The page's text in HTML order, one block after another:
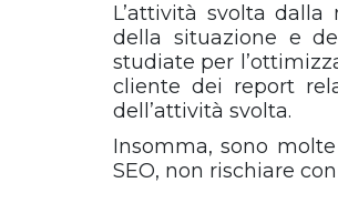
L’attività svolta dalla
della situazione e
studiate per
cliente dei report
dell’attività svolta.
Insomma, sono
SEO, non rischiare